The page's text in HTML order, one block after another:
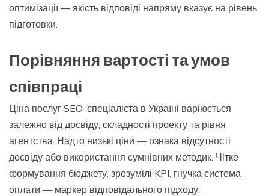
оптимізації — якість відповіді напряму вказує на рівень
підготовки.
Порівняння вартості та умов
співпраці
Ціна послуг SEO-спеціаліста в Україні варіюється
залежно від досвіду, складності проекту та рівня
агентства. Надто низькі ціни — ознака відсутності
досвіду або використання сумнівних методик. Чітке
формування бюджету, зрозумілі KPI, гнучка система
оплати — маркер відповідального підходу.